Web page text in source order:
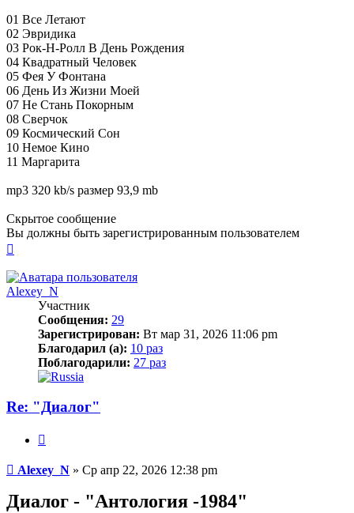
01 Все Летают
02 Эвридика
03 Рок-Н-Ролл В День Рождения
04 Квадратный Человек
05 Фея У Фонтана
06 День Из Жизни Моей
07 Не Стань Покорным
08 Сверчок
09 Космический Сон
10 Немое Кино
11 Маргарита
mp3 320 kb/s размер 93,9 mb
Скрытое сообщение
Вы должны быть зарегистрированным пользователем
началу
Alexey_N
Участник
Сообщения: 29
Зарегистрирован: Вт мар 31, 2026 11:06 pm
Благодарил (а): 10 раз
Поблагодарили: 27 раз
Re: "Диалог"
Сообщение
Alexey_N » Ср апр 22, 2026 12:38 pm
Диалог - "Антология -1984"